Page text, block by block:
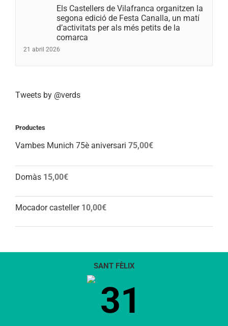
Els Castellers de Vilafranca organitzen la
segona edició de Festa Canalla, un matí
d’activitats per als més petits de la
comarca
21 abril 2026
Tweets by @verds
Productes
Vambes Munich 75è aniversari 75,00€
Domàs 15,00€
Mocador casteller 10,00€
SANT FÈLIX
31